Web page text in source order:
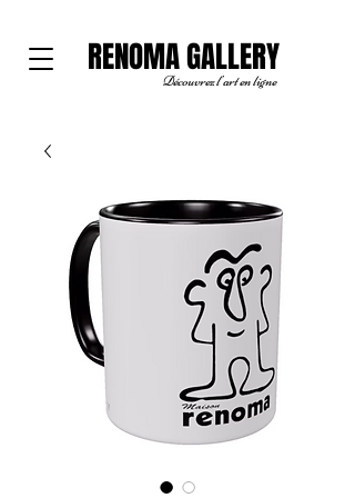
RENOMA GALLERY
Découvrez l'art en ligne